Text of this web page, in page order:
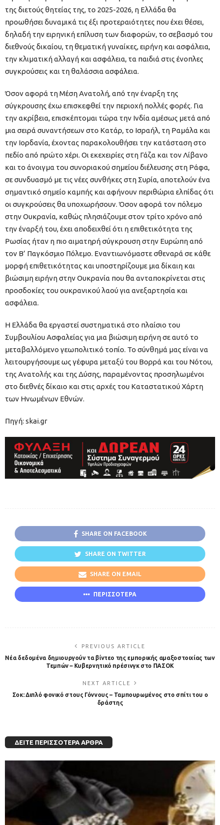
της διετούς θητείας της, το 2025-2026, η Ελλάδα θα
προωθήσει δυναμικά τις έξι προτεραιότητες που έχει θέσει,
δηλαδή την ειρηνική επίλυση των διαφορών, το σεβασμό του
διεθνούς δικαίου, τη θεματική γυναίκες, ειρήνη και ασφάλεια,
την κλιματική αλλαγή και ασφάλεια, τα παιδιά στις ένοπλες
συγκρούσεις και τη θαλάσσια ασφάλεια.
Όσον αφορά τη Μέση Ανατολή, από την έναρξη της
σύγκρουσης έχω επισκεφθεί την περιοχή πολλές φορές. Για
την ακρίβεια, επισκέπτομαι τώρα την Ινδία αμέσως μετά από
μια σειρά συναντήσεων στο Κατάρ, το Ισραήλ, τη Ραμάλα και
την Ιορδανία, έχοντας παρακολουθήσει την κατάσταση στο
πεδίο από πρώτο χέρι. Οι εκεχειρίες στη Γάζα και τον Λίβανο
και το άνοιγμα του συνοριακού σημείου διέλευσης στη Ράφα,
σε συνδυασμό με τις νέες συνθήκες στη Συρία, αποτελούν ένα
σημαντικό σημείο καμπής και αφήνουν περιθώρια ελπίδας ότι
οι συγκρούσεις θα υποχωρήσουν. Όσον αφορά τον πόλεμο
στην Ουκρανία, καθώς πλησιάζουμε στον τρίτο χρόνο από
την έναρξή του, έχει αποδειχθεί ότι η επιθετικότητα της
Ρωσίας ήταν η πιο αιματηρή σύγκρουση στην Ευρώπη από
τον Β’ Παγκόσμιο Πόλεμο. Εναντιωνόμαστε σθεναρά σε κάθε
μορφή επιθετικότητας και υποστηρίζουμε μια δίκαιη και
βιώσιμη ειρήνη στην Ουκρανία που θα ανταποκρίνεται στις
προσδοκίες του ουκρανικού λαού για ανεξαρτησία και
ασφάλεια.
Η Ελλάδα θα εργαστεί συστηματικά στο πλαίσιο του
Συμβουλίου Ασφαλείας για μια βιώσιμη ειρήνη σε αυτό το
μεταβαλλόμενο γεωπολιτικό τοπίο. Το σύνθημά μας είναι να
λειτουργήσουμε ως γέφυρα μεταξύ του Βορρά και του Νότου,
της Ανατολής και της Δύσης, παραμένοντας προσηλωμένοι
στο διεθνές δίκαιο και στις αρχές του Καταστατικού Χάρτη
των Ηνωμένων Εθνών.
Πηγή: skai.gr
SHARE ON FACEBOOK
SHARE ON TWITTER
SHARE ON EMAIL
ΠΕΡΙΣΣΟΤΕΡΑ
PREVIOUS ARTICLE
Nέα δεδομένα δημιουργούν τα βίντεο της εμπορικής αμαξοστοιχίας των
Τεμπών – Κυβερνητικό πρέσινγκ στο ΠΑΣΟΚ
NEXT ARTICLE
Σοκ: Διπλό φονικό στους Γόννους – Ταμπουρωμένος στο σπίτι του ο
δράστης
ΔΕΊΤΕ ΠΕΡΙΣΣΌΤΕΡΑ ΆΡΘΡΑ